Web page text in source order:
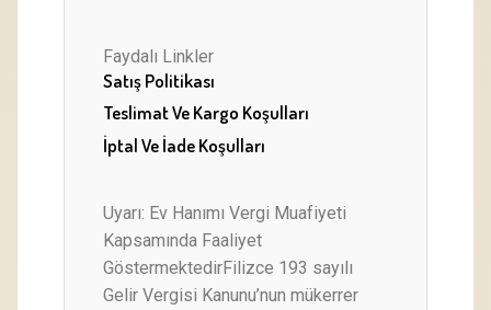
Faydalı Linkler
Satış Politikası
Teslimat Ve Kargo Koşulları
İptal Ve İade Koşulları
Uyarı: Ev Hanımı Vergi Muafiyeti
Kapsamında Faaliyet
GöstermektedirFilizce 193 sayılı
Gelir Vergisi Kanunu’nun mükerrer